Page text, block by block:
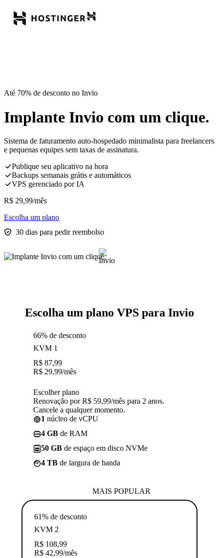
Até 70% de desconto no Invio
Implante Invio com um clique.
Sistema de faturamento auto-hospedado minimalista para freelancers
e pequenas equipes sem taxas de assinatura.
Publique seu aplicativo na hora
Backups semanais grátis e automáticos
VPS gerenciado por IA
R$ 29,99/mês
Escolha um plano
30 dias para pedir reembolso
Escolha um plano VPS para Invio
66% de desconto
KVM 1
R$ 87,99
R$ 29,99/mês
Escolher plano
Renovação por R$ 59,99/mês para 2 anos.
Cancele a qualquer momento.
1 núcleo de vCPU
4 GB de RAM
50 GB de espaço em disco NVMe
4 TB de largura de banda
MAIS POPULAR
61% de desconto
KVM 2
R$ 108,99
R$ 42,99/mês